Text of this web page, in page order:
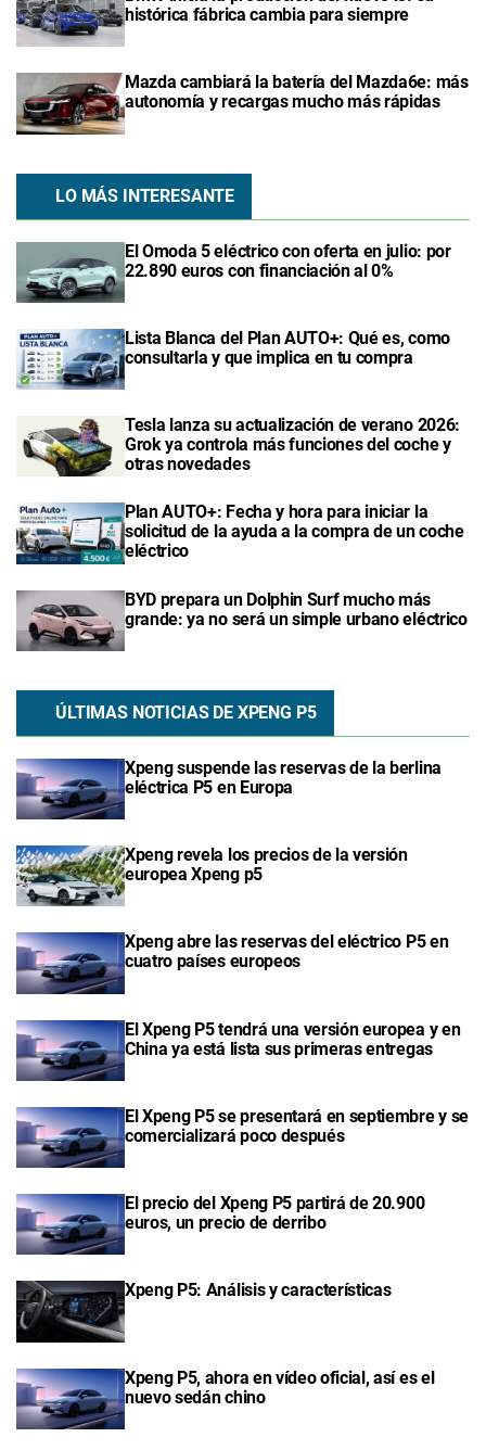
histórica fábrica cambia para siempre
Mazda cambiará la batería del Mazda6e: más
autonomía y recargas mucho más rápidas
LO MÁS INTERESANTE
El Omoda 5 eléctrico con oferta en julio: por
22.890 euros con financiación al 0%
Lista Blanca del Plan AUTO+: Qué es, como
consultarla y que implica en tu compra
Tesla lanza su actualización de verano 2026:
Grok ya controla más funciones del coche y
otras novedades
Plan AUTO+: Fecha y hora para iniciar la
solicitud de la ayuda a la compra de un coche
eléctrico
BYD prepara un Dolphin Surf mucho más
grande: ya no será un simple urbano eléctrico
ÚLTIMAS NOTICIAS DE XPENG P5
Xpeng suspende las reservas de la berlina
eléctrica P5 en Europa
Xpeng revela los precios de la versión
europea Xpeng p5
Xpeng abre las reservas del eléctrico P5 en
cuatro países europeos
El Xpeng P5 tendrá una versión europea y en
China ya está lista sus primeras entregas
El Xpeng P5 se presentará en septiembre y se
comercializará poco después
El precio del Xpeng P5 partirá de 20.900
euros, un precio de derribo
Xpeng P5: Análisis y características
Xpeng P5, ahora en vídeo oficial, así es el
nuevo sedán chino